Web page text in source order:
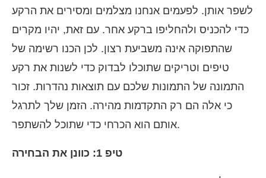
לשפר אותן. לפעמים אנחנו מצלמים ומסירים את הרקע
כדי להכניס ולהחליפו ברקע אחר. עם זאת, יהיו מקרים
שהתפוקה אינה משביעת רצון. לכן הכנו רשימה של
טיפים וטריקים שתוכלו לבדוק כדי לשנות את רקע
התמונה של התמונות שלכם עם תוצאות נהדרות. זכור
כי אלה הם רק התקדמות מהירה. הזמן שלך לתרגל
אותם הוא הכרחי כדי שתוכל להשתפר.
טיפ 1: כוונן את הבחירה